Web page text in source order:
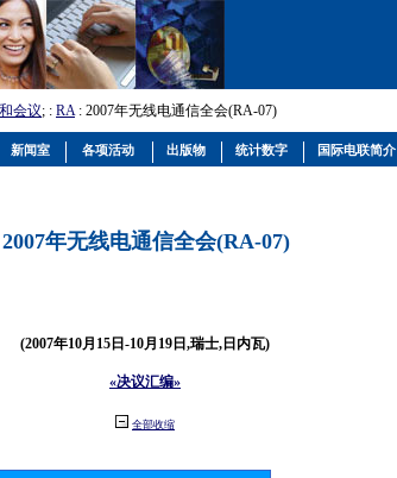
会议; : RA: 2007年无线电通信全会(RA-07)
2007年无线电通信全会(RA-07)
(2007年10月15日-10月19日,瑞士,日内瓦)
«决议汇编»
全部收缩
新闻室 各项活动 出版物 统计数字 国际电联简介